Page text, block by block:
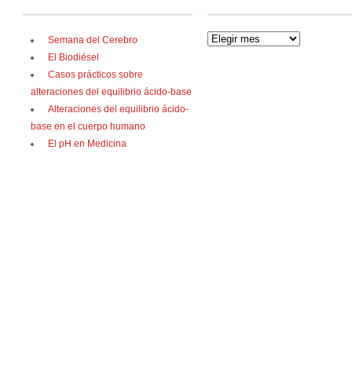
Semana del Cerebro
El Biodiésel
Casos prácticos sobre
alteraciones del equilibrio ácido-base
Alteraciones del equilibrio ácido-
base en el cuerpo humano
El pH en Medicina